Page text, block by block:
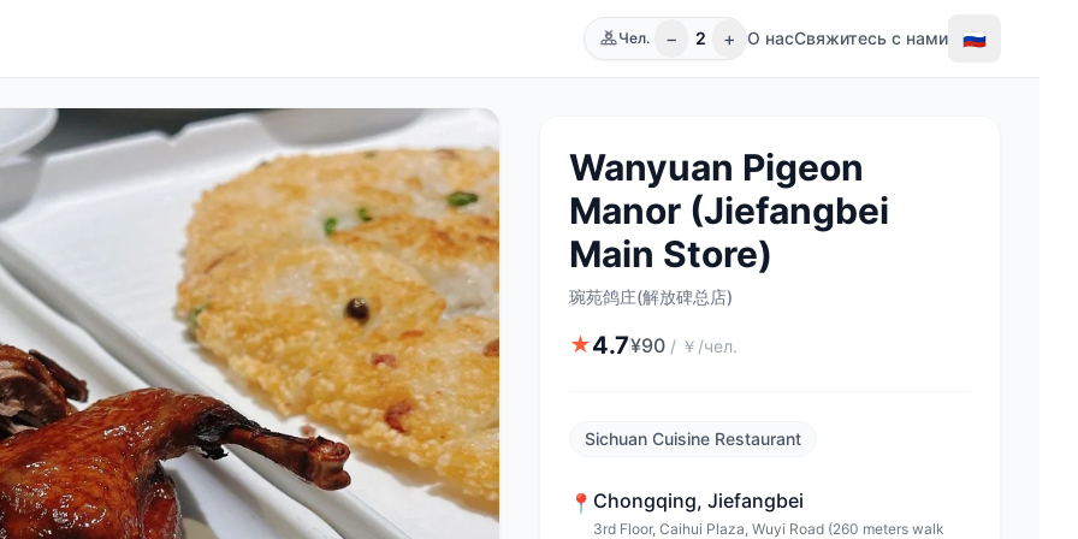
Чел. − 2 + О насСвяжитесь с нами 🇷🇺
Wanyuan Pigeon
Manor (Jiefangbei
Main Store)
琬苑鸽庄(解放碑总店)
★4.7¥90 / ￥/чел.
Sichuan Cuisine Restaurant
📍 Chongqing, Jiefangbei
3rd Floor, Caihui Plaza, Wuyi Road (260 meters walk